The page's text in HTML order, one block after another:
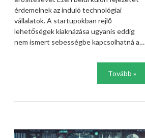
érdemelnek az induló technológiai
vállalatok. A startupokban rejlő
lehetőségek kiaknázása ugyanis eddig
nem ismert sebességbe kapcsolhatná a…
Tovább »